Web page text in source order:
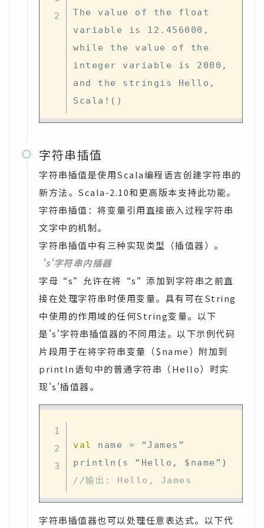
The value of the float
variable is 12.456000,
while the value of the
integer variable is 2000,
and the stringis Hello,
 字符串插值
字符串插值是使用Scala编程语言创建字符串的
新方法。Scala-2.10和更高版本支持此功能。
字符串插值：将变量引用直接嵌入过程字符串
文字中的机制。
字符串插值中有三种实现类型（插值器）。
's'字符串内插器
字母“s”允许在将“s”添加到字符串之前直
接在处理字符串时使用变量。具有可在String
中使用的作用域的任何String变量。以下
是's'字符串插值器的不同用法。以下示例代码
片段用于在将字符串变量（$name）附加到
println语句中的普通字符串（Hello）时实
现's'插值器。
val name = “James”
println ( s “Hello , $name” )
//输出: Hello, James
字符串插值器也可以处理任意表达式。以下代